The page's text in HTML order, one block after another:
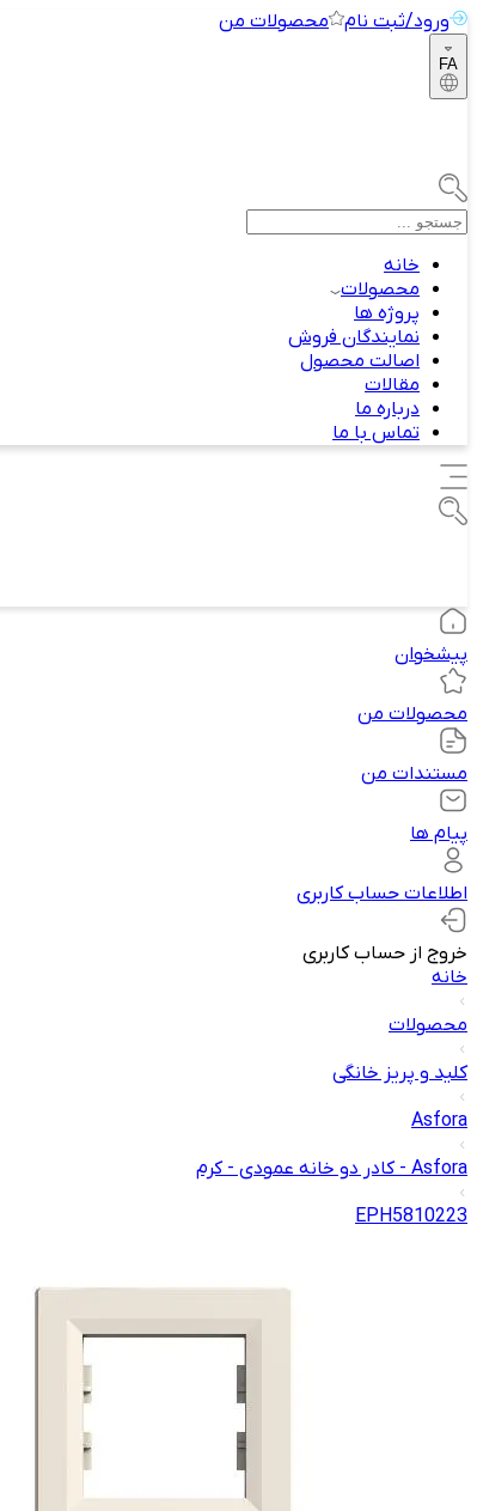
ورود/ثبت نام محصولات من
FA
خانه
محصولات
پروژه ها
نمایندگان فروش
اصالت محصول
مقالات
درباره ما
تماس با ما
پیشخوان
محصولات من
مستندات من
پیام ها
اطلاعات حساب کاربری
خروج از حساب کاربری
خانه
محصولات
کلید و پریز خانگی
Asfora
Asfora - کادر دو خانه عمودی - کرم
EPH5810223